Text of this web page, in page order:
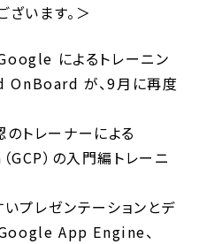
ざいます。＞
によるトレーニン
OnBoard が、9月に再度
トレーナーによる
）の入門編トレーニ
プレゼンテーションとデ
Google App Engine、